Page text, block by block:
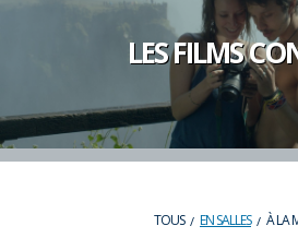
LES FILMS
TOUS EN SALLES À LA